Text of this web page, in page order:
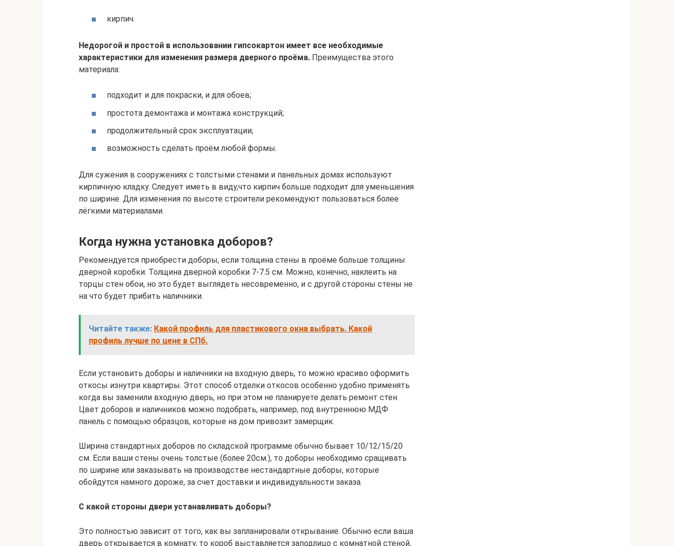
кирпич.
Недорогой и простой в использовании гипсокартон имеет все необходимые
характеристики для изменения размера дверного проёма. Преимущества этого
материала:
подходит и для покраски, и для обоев;
простота демонтажа и монтажа конструкций;
продолжительный срок эксплуатации;
возможность сделать проём любой формы.
Для сужения в сооружениях с толстыми стенами и панельных домах используют
кирпичную кладку. Следует иметь в виду,что кирпич больше подходит для уменьшения
по ширине. Для изменения по высоте строители рекомендуют пользоваться более
лёгкими материалами.
Когда нужна установка доборов?
Рекомендуется приобрести доборы, если толщина стены в проёме больше толщины
дверной коробки. Толщина дверной коробки 7-7.5 см. Можно, конечно, наклеить на
торцы стен обои, но это будет выглядеть несовременно, и с другой стороны стены не
на что будет прибить наличники.
Читайте также: Какой профиль для пластикового окна выбрать. Какой
профиль лучше по цене в СПб.
Если установить доборы и наличники на входную дверь, то можно красиво оформить
откосы изнутри квартиры. Этот способ отделки откосов особенно удобно применять
когда вы заменили входную дверь, но при этом не планируете делать ремонт стен.
Цвет доборов и наличников можно подобрать, например, под внутреннюю МДФ
панель с помощью образцов, которые на дом привозит замерщик.
Ширина стандартных доборов по складской программе обычно бывает 10/12/15/20
см. Если ваши стены очень толстые (более 20см.), то доборы необходимо сращивать
по ширине или заказывать на производстве нестандартные доборы, которые
обойдутся намного дороже, за счет доставки и индивидуальности заказа.
С какой стороны двери устанавливать доборы?
Это полностью зависит от того, как вы запланировали открывание. Обычно если ваша
дверь открывается в комнату, то короб выставляется заподлицо с комнатной стеной,